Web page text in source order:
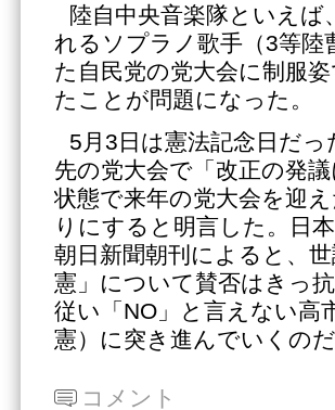
陸自中央音楽隊といえ
れるソプラノ歌手（3等陸
た自民党の党大会に制服
たことが問題になった。
5月3日は憲法記念日だ
先の党大会で「改正の発
状態で来年の党大会を迎
りにすると明言した。日
朝日新聞朝刊によると、
憲」について賛否はきっ
従い「NO」と言えない高
憲）に突き進んでいくのだ
コメント